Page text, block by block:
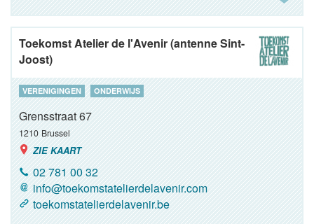
Toekomst Atelier de l'Avenir (antenne Sint-
Joost)
VERENIGINGEN ONDERWIJS
Grensstraat 67
1210 Brussel
ZIE KAART
02 781 00 32
info@toekomstatelierdelavenir.com
toekomstatelierdelavenir.be